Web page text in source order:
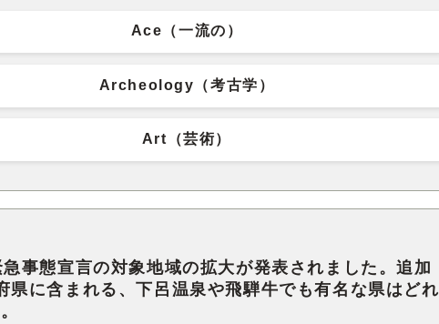
Ace（一流の）
Archeology（考古学）
Art（芸術）
事態宣言の対象地域の拡大が発表されました。追加
県に含まれる、下呂温泉や飛騨牛でも有名な県はどれ